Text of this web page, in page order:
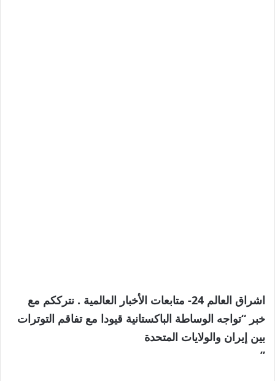
اشراق العالم 24- متابعات الأخبار العالمية . نترككم مع
خبر “تواجه الوساطة الباكستانية قيودا مع تفاقم التوترات
بين إيران والولايات المتحدة
”